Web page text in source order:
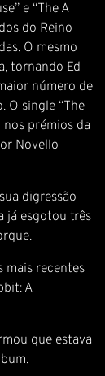
e “The A
do Reino
O mesmo
tornando Ed
número de
O single “The
nos prémios da
Novello
digressão
já esgotou três
mais recentes
A
que estava